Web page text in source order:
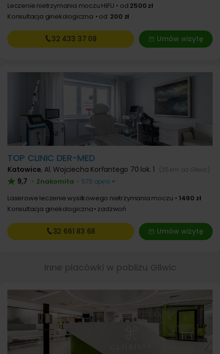
Leczenie nietrzymania moczu HIFU
od 2500 zł
Konsultacja ginekologiczna
od 200 zł
Umów wizytę
32 433 37 08
TOP CLINIC DER-MED
Katowice, Al. Wojciecha Korfantego 70 lok. 1 (25 km od Gliwic)
9,7 • Znakomita • 575 opinii
Laserowe leczenie wysiłkowego nietrzymania moczu
1490 zł
Konsultacja ginekologiczna zadzwoń
Umów wizytę
32 661 83 68